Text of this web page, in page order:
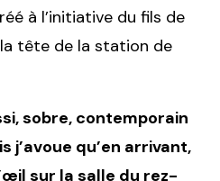
à l’initiative du fils de
tête de la station de
sobre, contemporain
j’avoue qu’en arrivant,
sur la salle du rez-